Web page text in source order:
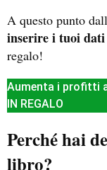
A questo punto
inserire i tuoi dati
regalo!
Aumenta i profitti
IN REGALO
Perché hai
libro?